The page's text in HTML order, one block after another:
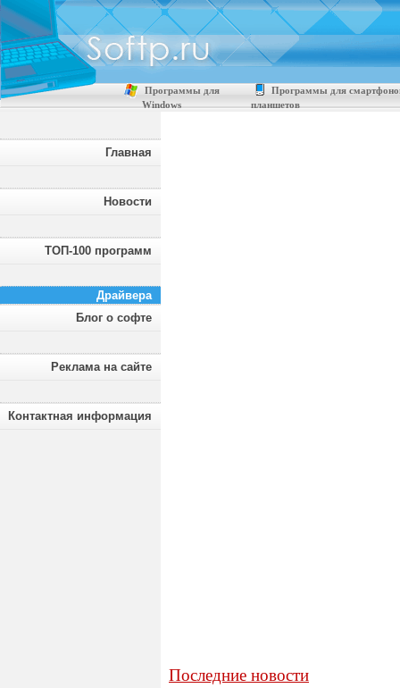
Программы для
Windows
Программы для
планшетов
Главная
Новости
ТОП-100 программ
Драйвера
Блог о софте
Реклама на сайте
Контактная информация
Последние новости